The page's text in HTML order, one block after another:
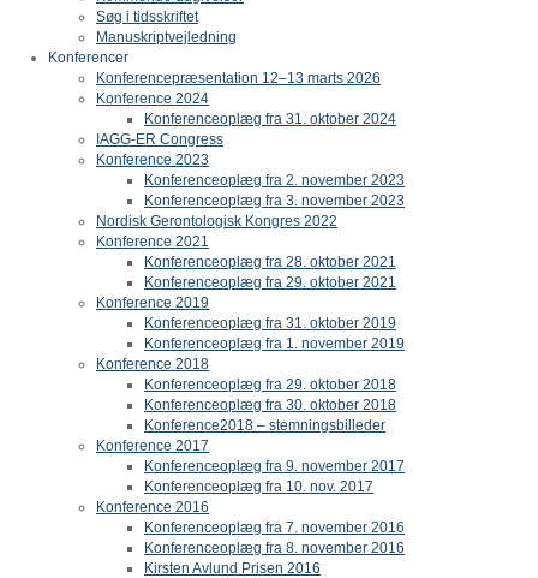
Søg i tidsskriftet
Manuskriptvejledning
Konferencer
Konferencepræsentation 12–13 marts 2026
Konference 2024
Konferenceoplæg fra 31. oktober 2024
IAGG-ER Congress
Konference 2023
Konferenceoplæg fra 2. november 2023
Konferenceoplæg fra 3. november 2023
Nordisk Gerontologisk Kongres 2022
Konference 2021
Konferenceoplæg fra 28. oktober 2021
Konferenceoplæg fra 29. oktober 2021
Konference 2019
Konferenceoplæg fra 31. oktober 2019
Konferenceoplæg fra 1. november 2019
Konference 2018
Konferenceoplæg fra 29. oktober 2018
Konferenceoplæg fra 30. oktober 2018
Konference2018 – stemningsbilleder
Konference 2017
Konferenceoplæg fra 9. november 2017
Konferenceoplæg fra 10. nov. 2017
Konference 2016
Konferenceoplæg fra 7. november 2016
Konferenceoplæg fra 8. november 2016
Kirsten Avlund Prisen 2016